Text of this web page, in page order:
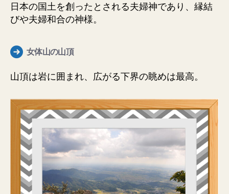
日本の国土を創ったとされる夫婦神であり、縁結
びや夫婦和合の神様。
女体山の山頂
山頂は岩に囲まれ、広がる下界の眺めは最高。